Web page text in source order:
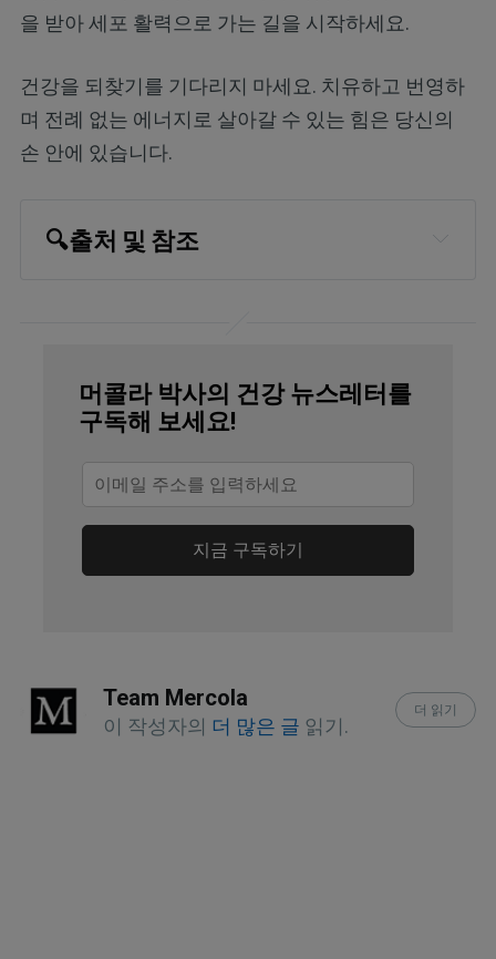
을 받아 세포 활력으로 가는 길을 시작하세요.
건강을 되찾기를 기다리지 마세요. 치유하고 번영하
며 전례 없는 에너지로 살아갈 수 있는 힘은 당신의
손 안에 있습니다.
🔍출처 및 참조
Drugs, and Pregnancy FAQ No. 1
Gynecologists, September 29, 2021
Neurotoxicology and Teratology,
2024;101(107319)
Prevention, Data and Statistics About
ADHD
머콜라 박사의 건강 뉴스레터를
구독해 보세요!
지금 구독하기
Team Mercola
이 작성자의 더 많은 글 읽기.
더 읽기